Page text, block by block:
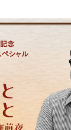
午より発売開始
e/
ティ 『文芸あ
午後7時00分
未代
芸あねもねR
ビジョン者に
むロービジョン
、わさびをその
、店員に質問し
ど、日常の中で
ついて、座談会